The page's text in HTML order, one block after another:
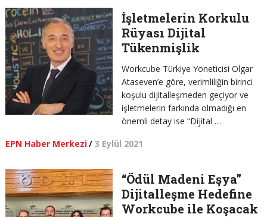
İşletmelerin Korkulu
Rüyası Dijital
Tükenmişlik
Workcube Türkiye Yöneticisi Olgar
Ataseven’e göre, verimliliğin birinci
koşulu dijitalleşmeden geçiyor ve
işletmelerin farkında olmadığı en
önemli detay ise “Dijital …
EPN Haber Merkezi/ 3 Eylül 2021
“Ödül Madeni Eşya”
Dijitalleşme Hedefine
Workcube ile Koşacak